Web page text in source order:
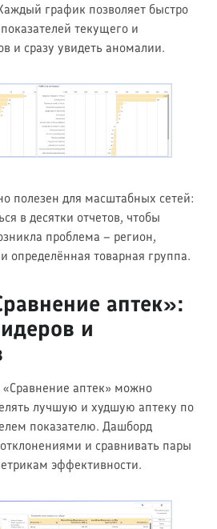
график позволяет быстро
текущего и
и сразу увидеть аномалии.
полезен для масштабных сетей:
в десятки отчетов, чтобы
проблема – регион,
определённая товарная группа.
аптек»:
и
аптек» можно
лучшую и худшую аптеку по
показателю. Дашборд
и сравнивать пары
эффективности.